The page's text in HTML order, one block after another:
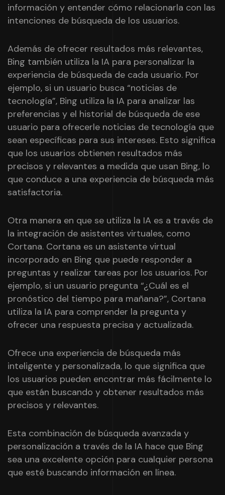
información y entender cómo relacionarla con las
intenciones de búsqueda de los usuarios.
Además de ofrecer resultados más relevantes,
Bing también utiliza la IA para personalizar la
experiencia de búsqueda de cada usuario. Por
ejemplo, si un usuario busca “noticias de
tecnología”, Bing utiliza la IA para analizar las
preferencias y el historial de búsqueda de ese
usuario para ofrecerle noticias de tecnología que
sean específicas para sus intereses. Esto significa
que los usuarios obtienen resultados más
precisos y relevantes a medida que usan Bing, lo
que conduce a una experiencia de búsqueda más
satisfactoria.
Otra manera en que se utiliza la IA es a través de
la integración de asistentes virtuales, como
Cortana. Cortana es un asistente virtual
incorporado en Bing que puede responder a
preguntas y realizar tareas por los usuarios. Por
ejemplo, si un usuario pregunta “¿Cuál es el
pronóstico del tiempo para mañana?”, Cortana
utiliza la IA para comprender la pregunta y
ofrecer una respuesta precisa y actualizada.
Ofrece una experiencia de búsqueda más
inteligente y personalizada, lo que significa que
los usuarios pueden encontrar más fácilmente lo
que están buscando y obtener resultados más
precisos y relevantes.
Esta combinación de búsqueda avanzada y
personalización a través de la IA hace que Bing
sea una excelente opción para cualquier persona
que esté buscando información en línea.